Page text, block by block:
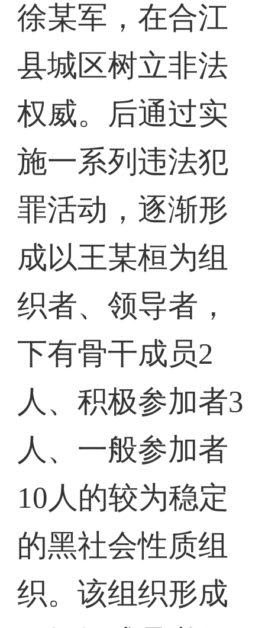
徐某军，在合江
县城区树立非法
权威。后通过实
施一系列违法犯
罪活动，逐渐形
成以王某桓为组
织者、领导者，
下有骨干成员2
人、积极参加者3
人、一般参加者
10人的较为稳定
的黑社会性质组
织。该组织形成